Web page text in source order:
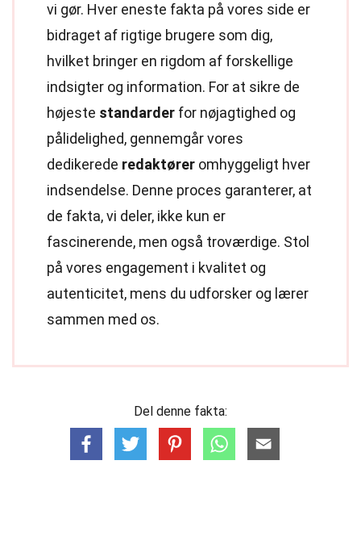
vi gør. Hver eneste fakta på vores side er
bidraget af rigtige brugere som dig,
hvilket bringer en rigdom af forskellige
indsigter og information. For at sikre de
højeste standarder for nøjagtighed og
pålidelighed, gennemgår vores
dedikerede redaktører omhyggeligt hver
indsendelse. Denne proces garanterer, at
de fakta, vi deler, ikke kun er
fascinerende, men også troværdige. Stol
på vores engagement i kvalitet og
autenticitet, mens du udforsker og lærer
sammen med os.
Del denne fakta: